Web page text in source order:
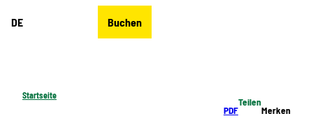
DE Buchen
Startseite
PDF
Teilen
Merken